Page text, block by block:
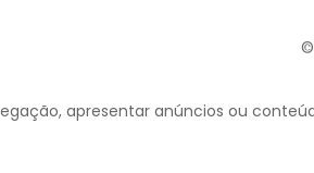
©
apresentar anúncios ou